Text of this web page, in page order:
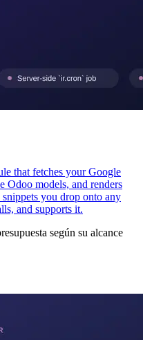
that fetches your Google
Odoo models, and renders
snippets you drop onto any
and supports it.
según su alcance